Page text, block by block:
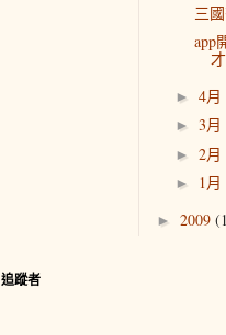
三
app
才
► 4月
► 3月
► 2月
► 1月
► 2009
追蹤者